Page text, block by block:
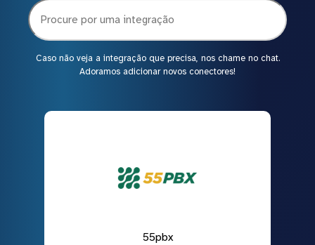
Caso não veja a integração que precisa, nos chame no chat.
Adoramos adicionar novos conectores!
55pbx